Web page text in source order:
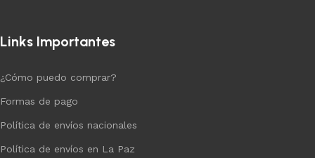
Links Importantes
¿Cómo puedo comprar?
Formas de pago
Política de envíos nacionales
Política de envíos en La Paz